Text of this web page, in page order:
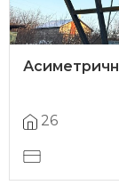
26